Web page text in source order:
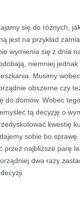
się do różnych,
jest na przykład
wymienia się z dnia
niemniej
Musimy
obszerne czy
do domów. Wobec
tą decyzję o
kwestię
sobie bo
przez najbliższe parę
dwa razy